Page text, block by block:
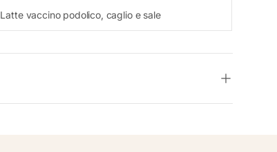
Latte vaccino podolico, caglio e sale